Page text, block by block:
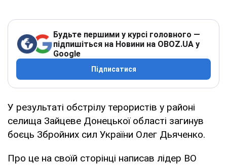
Будьте першими у курсі головного —
підпишіться на Новини на OBOZ.UA у
Google
Підписатися
У результаті обстрілу терористів у районі
селища Зайцеве Донецької області загинув
боєць Збройних сил України Олег Дьяченко.
Про це на своїй сторінці написав лідер ВО